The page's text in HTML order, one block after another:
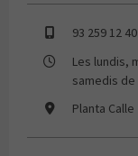
93 259 12 40
Les lundis,
samedis de
Planta Calle